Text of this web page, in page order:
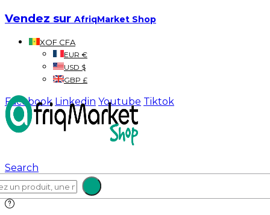
Vendez sur AfriqMarket Shop
XOF CFA
EUR €
USD $
GBP £
Facebook Linkedin Youtube Tiktok
Search